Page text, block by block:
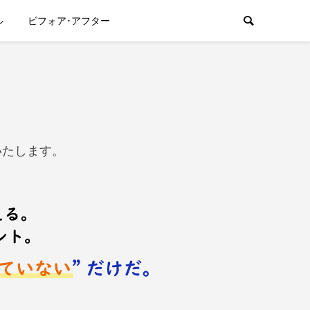
ビフォア･アフター
します。